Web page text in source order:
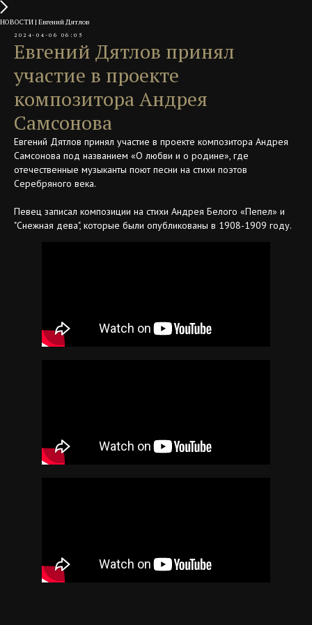
НОВОСТИ | Евгений Дятлов
2024-04-06 06:05
Евгений Дятлов принял
участие в проекте
композитора Андрея
Самсонова
Евгений Дятлов принял участие в проекте композитора Андрея
Самсонова под названием «О любви и о родине», где
отечественные музыканты поют песни на стихи поэтов
Серебряного века.
Певец записал композиции на стихи Андрея Белого «Пепел» и
"Снежная дева", которые были опубликованы в 1908-1909 году.